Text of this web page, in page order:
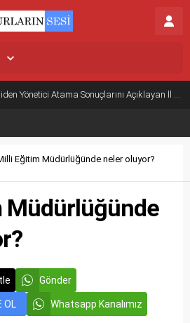
Yönetici Atama Sonuçlarını Açıklayan İl MEM’ler Listesi
Eğitim Müdürlüğünde neler oluyor?
Müdürlüğünde
Gönder
OL Whatsapp Kanalımız